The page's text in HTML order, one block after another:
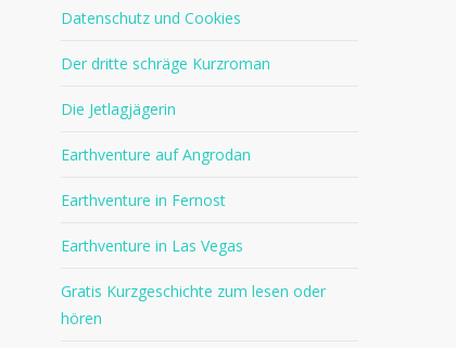
Datenschutz und Cookies
Der dritte schräge Kurzroman
Die Jetlagjägerin
Earthventure auf Angrodan
Earthventure in Fernost
Earthventure in Las Vegas
Gratis Kurzgeschichte zum lesen oder
hören